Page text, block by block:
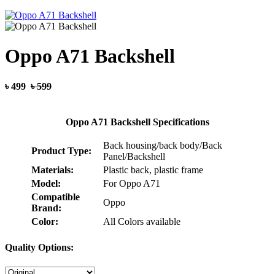
Oppo A71 Backshell
৳ 499 ৳ 599
Oppo A71 Backshell Specifications
Product Type:
Back housing/back body/Back
Panel/Backshell
Materials:
Plastic back, plastic frame
Model:
For Oppo A71
Compatible
Brand:
Oppo
Color:
All Colors available
Quality Options: